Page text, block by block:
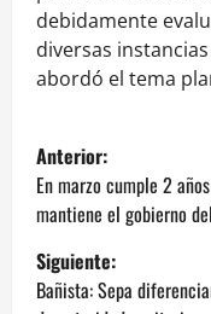
debidamente
diversas
abordó el tema
N
a
v
e
Anterior:
En marzo cumple 2
mantiene el gobierno
Siguiente:
Bañista: Sepa